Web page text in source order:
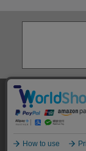
株
特定商取引法に基